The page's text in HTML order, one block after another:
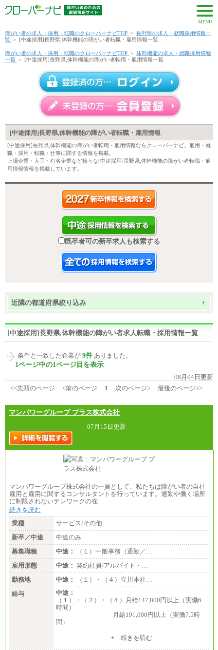
MENU
障がい者の求人・採用・転職のクローバーナビTOP > 長野県の求人・就職採用情報一
覧 > [中途採用]長野県,体幹機能の障がい者転職・雇用情報一覧
障がい者の求人・採用・転職のクローバーナビTOP > 体幹機能の求人・就職採用情報
一覧 > [中途採用]長野県,体幹機能の障がい者転職・雇用情報一覧
[中途採用]長野県,体幹機能の障がい者転職・雇用情報
[中途採用]長野県,体幹機能の障がい者転職・雇用情報ならクローバーナビ。雇用・就
職・採用・転職・仕事に関する情報を掲載。
上場企業・大手・有名企業など様々な[中途採用]長野県,体幹機能の障がい者転職・雇
用情報情報を掲載しています。
既卒者可の新卒求人も検索する
近隣の都道府県絞り込み +
[中途採用]長野県,体幹機能の障がい者求人転職・採用情報一覧
条件と一致した企業が 9件 ありました。
1ページ中の1ページ目を表示
08月04日更新
<<先頭のページ
<前のページ 1 次のページ> 最後のページ>>
マンパワーグループ プラス株式会社
07月15日更新
マンパワーグループ株式会社の一員として、私たちは障がい者の自社
雇用と雇用に関するコンサルタントを行っています。通勤や働く場所
に制限されないテレワークの在…
続きを読む
業種
サービス/その他
新卒／中途
中途のみ
募集職種
中途：
（１）一般事務（通勤／…
雇用形態
中途： 契約社員/アルバイト・…
勤務地
中途：
（１）・（４）立川本社…
給与
中途：
（１）・（２）・（４）月給147,800円以上（実働6
時間）
月給191,000円以上（実働7.5時
間）
（３）月給191,000円以上（実働7.5時間）
+ 続きを読む